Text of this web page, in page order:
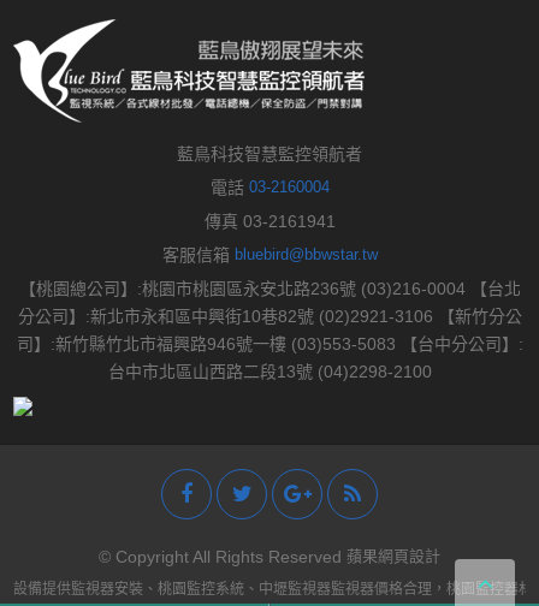
藍鳥科技智慧監控領航者
電話 03-2160004
傳真 03-2161941
客服信箱 bluebird@bbwstar.tw
【桃園總公司】:桃園市桃園區永安北路236號 (03)216-0004 【台北
分公司】:新北市永和區中興街10巷82號 (02)2921-3106 【新竹分公
司】:新竹縣竹北市福興路946號一樓 (03)553-5083 【台中分公司】:
台中市北區山西路二段13號 (04)2298-2100
© Copyright All Rights Reserved 蘋果網頁設計
設備提供監視器安裝、桃園監控系統、中壢監視器監視器價格合理，桃園監控器